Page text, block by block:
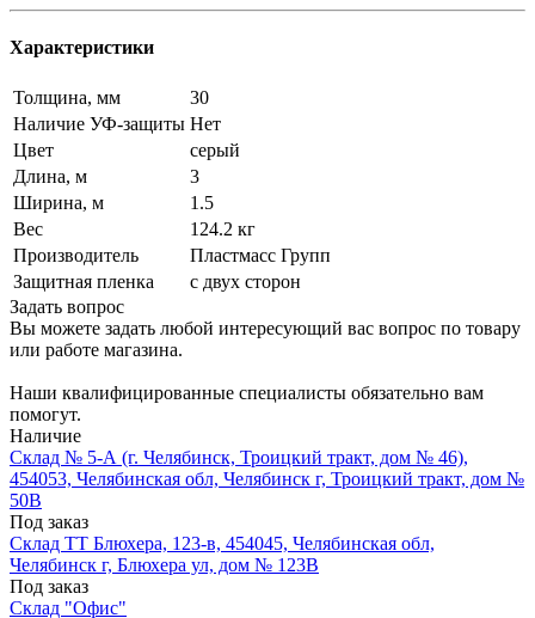
Характеристики
Толщина, мм
30
Наличие УФ-защиты Нет
Цвет
серый
Длина, м
3
Ширина, м
1.5
Вес
124.2 кг
Производитель
Пластмасс Групп
Защитная пленка
с двух сторон
Задать вопрос
Вы можете задать любой интересующий вас вопрос по товару
или работе магазина.
Наши квалифицированные специалисты обязательно вам
помогут.
Наличие
Склад № 5-А (г. Челябинск, Троицкий тракт, дом № 46),
454053, Челябинская обл, Челябинск г, Троицкий тракт, дом №
50В
Под заказ
Склад ТТ Блюхера, 123-в, 454045, Челябинская обл,
Челябинск г, Блюхера ул, дом № 123В
Под заказ
Склад "Офис"